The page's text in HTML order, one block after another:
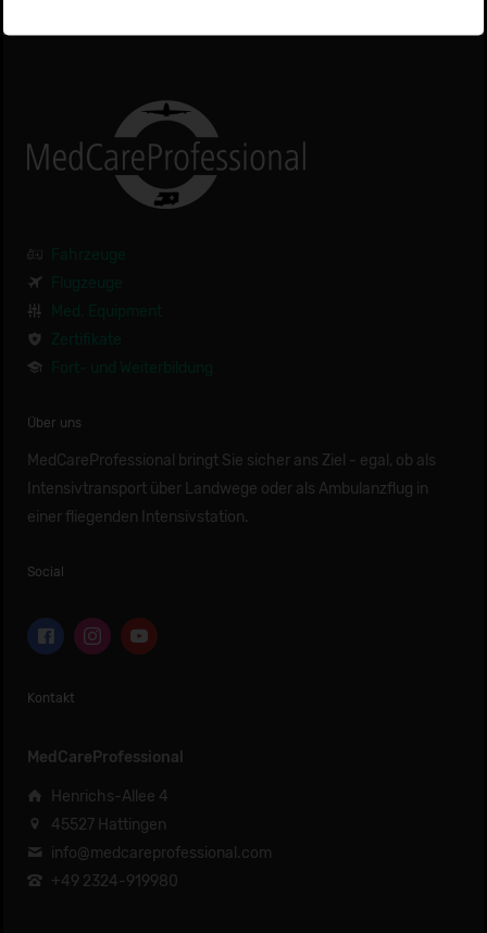
Über uns
MedCareProfessional bringt Sie sicher ans Ziel - egal, ob als
Intensivtransport über Landwege oder als Ambulanzflug in
einer fliegenden Intensivstation.
Social
Kontakt
MedCareProfessional
Henrichs-Allee 4
45527 Hattingen
info@medcareprofessional.com
+49 2324-919980